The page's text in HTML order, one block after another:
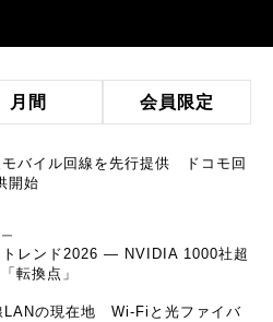
月間 会員限定
モバイル回線を先行提供 ドコモ回
開始
レンド2026 ― NVIDIA 1000社超
転換点」
LANの現在地 Wi-Fiと光ファイバ